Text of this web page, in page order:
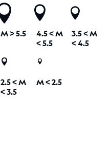
M> 5.5 4.5 <M
< 5.5
3.5 <M
< 4.5
2.5 <M
< 3.5
M < 2.5